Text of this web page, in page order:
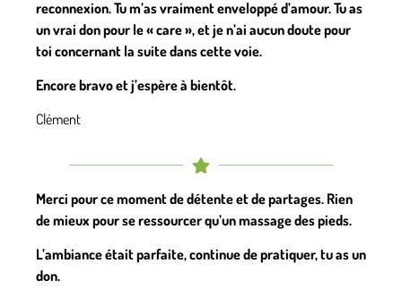
reconnexion. Tu m’as vraiment enveloppé d’amour. Tu as
un vrai don pour le « care », et je n’ai aucun doute pour
toi concernant la suite dans cette voie.
Encore bravo et j’espère à bientôt.
Clément
Merci pour ce moment de détente et de partages. Rien
de mieux pour se ressourcer qu’un massage des pieds.
L’ambiance était parfaite, continue de pratiquer, tu as un
don.